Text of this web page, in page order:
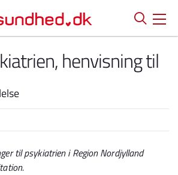
henvisning til
til psykiatrien i Region Nordjylland